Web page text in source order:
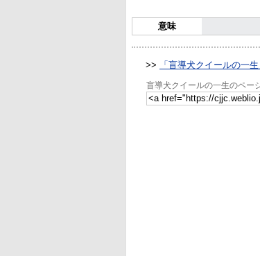
意味
>> 「盲導犬クイールの一
盲導犬クイールの一生のペー